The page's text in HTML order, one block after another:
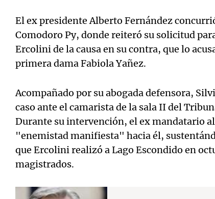
El ex presidente Alberto Fernández
Comodoro Py, donde reiteró su solicitud
Ercolini de la causa en su contra, que lo
primera dama Fabiola Yañez.
Acompañado por su abogada defensora,
caso ante el camarista de la sala II del
Durante su intervención, el ex mandatario
"enemistad manifiesta" hacia él,
que Ercolini realizó a Lago Escondido en
magistrados.
Notas
Editorial
Notas
Mundial 2026 La